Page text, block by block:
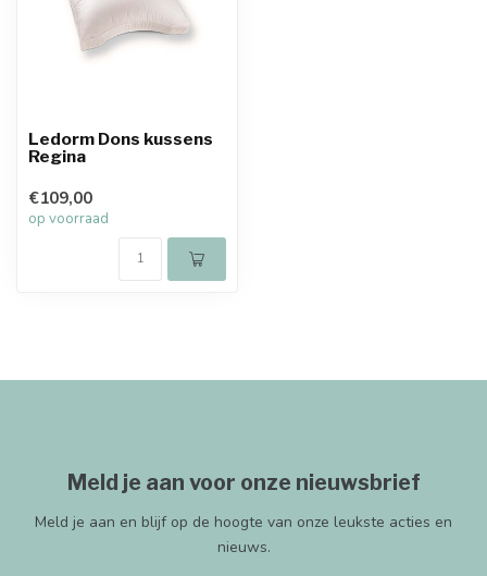
Ledorm Dons kussens
Regina
€109,00
op voorraad
Meld je aan voor onze nieuwsbrief
Meld je aan en blijf op de hoogte van onze leukste acties en
nieuws.